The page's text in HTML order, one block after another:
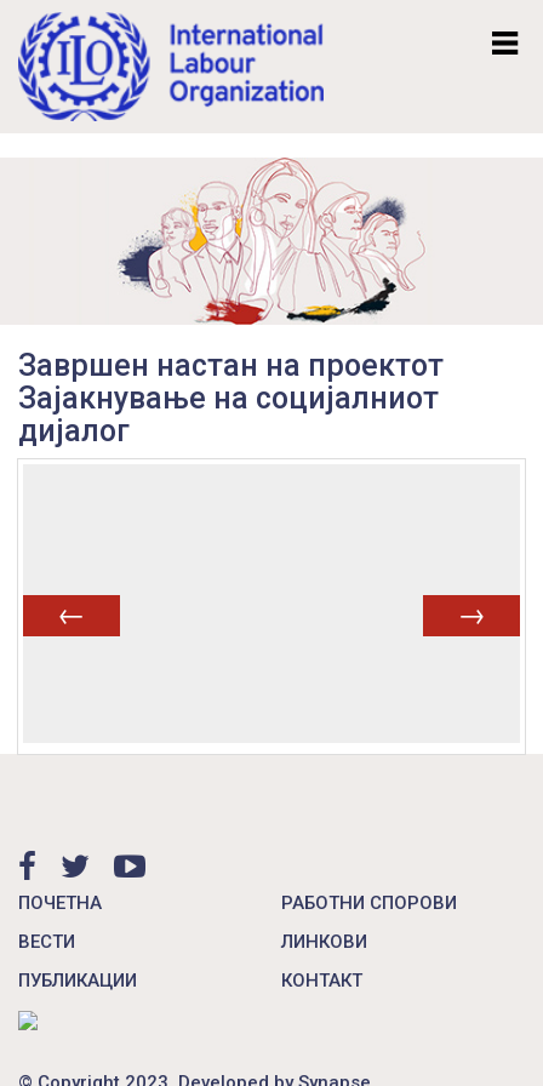
Завршен настан на проектот
Зајакнување на социјалниот
дијалог
ПОЧЕТНА
ВЕСТИ
ПУБЛИКАЦИИ
РАБОТНИ СПОРОВИ
ЛИНКОВИ
КОНТАКТ